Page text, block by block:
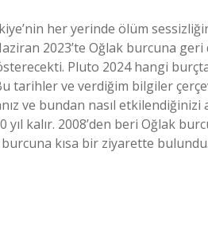
her yerinde ölüm
2023’te Oğlak burcuna
Pluto 2024 hangi
tarihler ve verdiğim bilgiler
ve bundan nasıl
kalır. 2008’den beri Oğlak
burcuna kısa bir ziyarette